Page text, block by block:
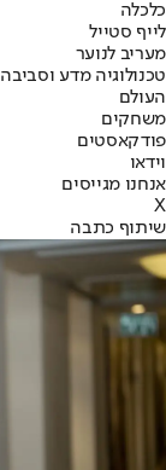
כלכלה
לייף סטייל
מעריב לנוער
טכנולוגיה מדע וסביבה
העולם
משחקים
פודקאסטים
וידאו
אנחנו מגייסים
X
שיתוף כתבה